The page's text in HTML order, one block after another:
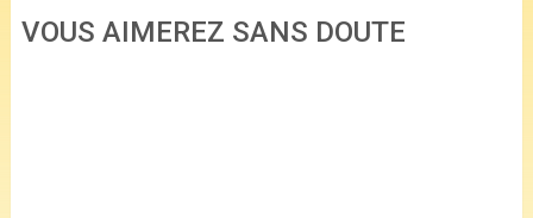
VOUS AIMEREZ SANS DOUTE